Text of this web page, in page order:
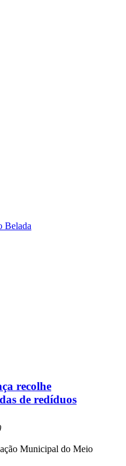
Belada
recolhe
de redíduos
Municipal do Meio